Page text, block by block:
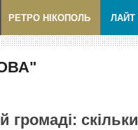
РЕТРО НІКОПОЛЬ ЛАЙТ
громаді: скільки